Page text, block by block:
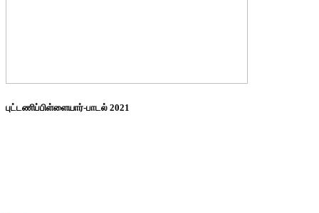
புட்டணிப்பிள்ளையார்-பாடல் 2021